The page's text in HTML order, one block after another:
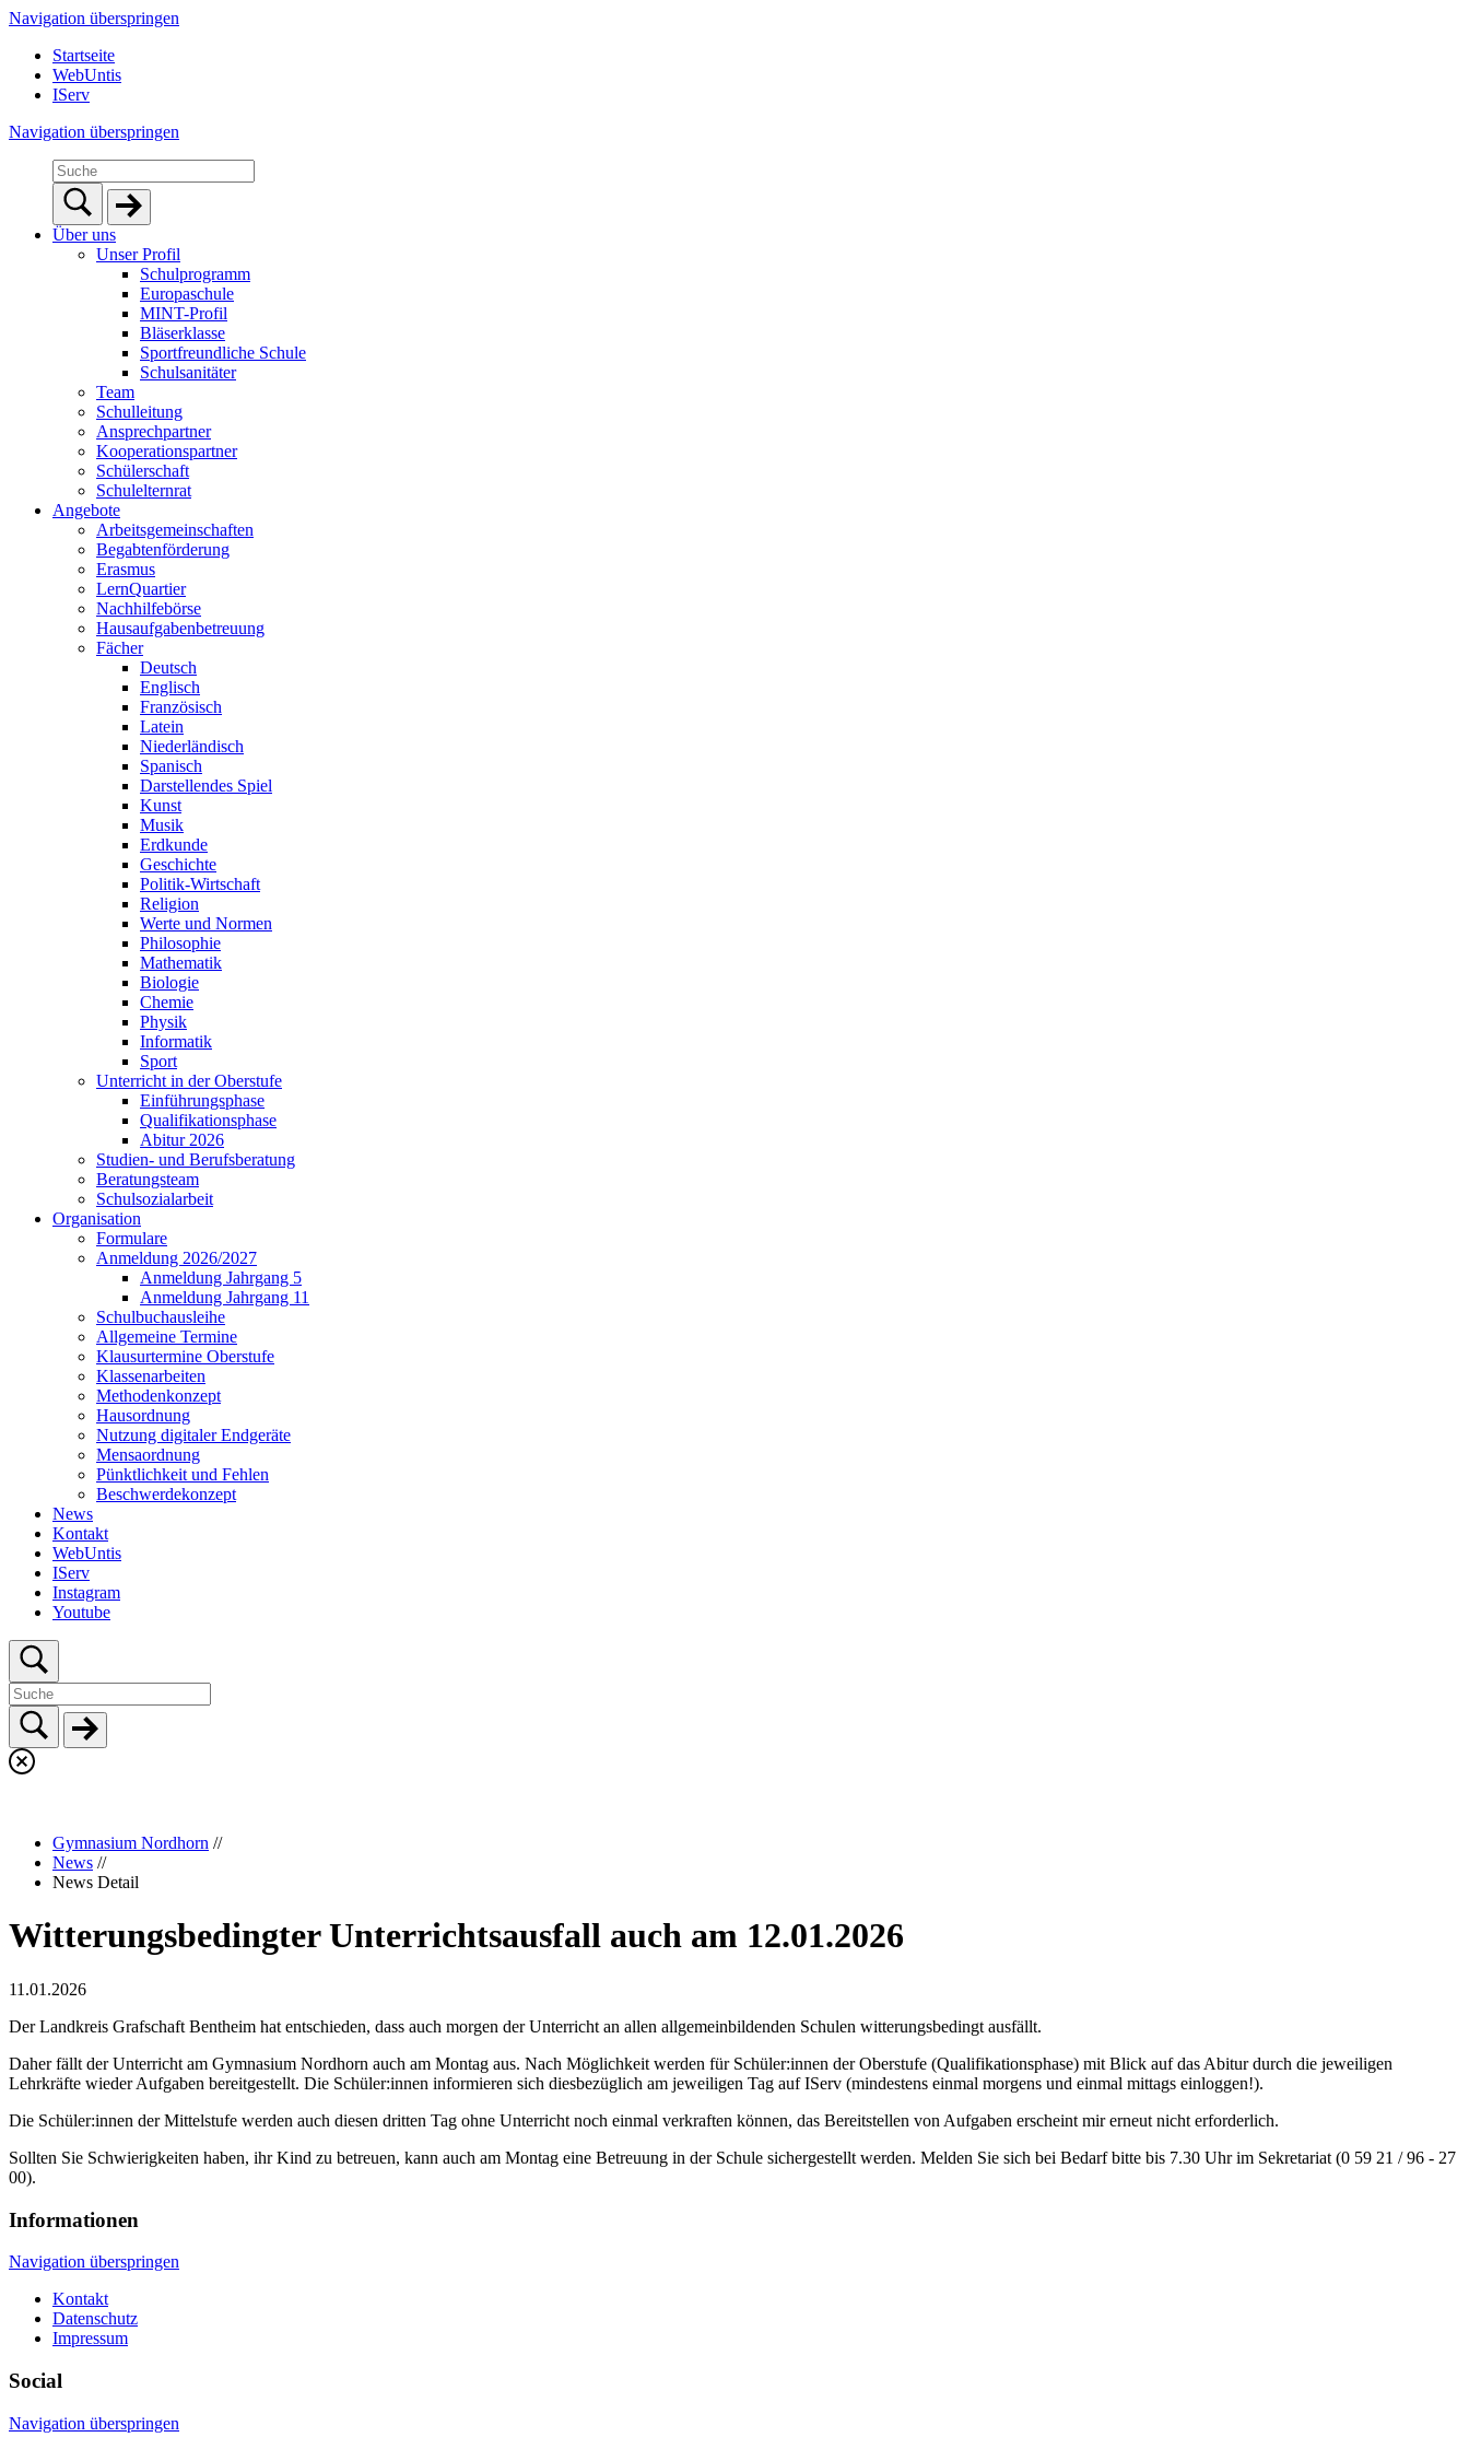
Navigation überspringen
Startseite
WebUntis
IServ
Navigation überspringen
Über uns
Unser Profil
Schulprogramm
Europaschule
MINT-Profil
Bläserklasse
Sportfreundliche Schule
Schulsanitäter
Team
Schulleitung
Ansprechpartner
Kooperationspartner
Schülerschaft
Schulelternrat
Angebote
Arbeitsgemeinschaften
Begabtenförderung
Erasmus
LernQuartier
Nachhilfebörse
Hausaufgabenbetreuung
Fächer
Deutsch
Englisch
Französisch
Latein
Niederländisch
Spanisch
Darstellendes Spiel
Kunst
Musik
Erdkunde
Geschichte
Politik-Wirtschaft
Religion
Werte und Normen
Philosophie
Mathematik
Biologie
Chemie
Physik
Informatik
Sport
Unterricht in der Oberstufe
Einführungsphase
Qualifikationsphase
Abitur 2026
Studien- und Berufsberatung
Beratungsteam
Schulsozialarbeit
Organisation
Formulare
Anmeldung 2026/2027
Anmeldung Jahrgang 5
Anmeldung Jahrgang 11
Schulbuchausleihe
Allgemeine Termine
Klausurtermine Oberstufe
Klassenarbeiten
Methodenkonzept
Hausordnung
Nutzung digitaler Endgeräte
Mensaordnung
Pünktlichkeit und Fehlen
Beschwerdekonzept
News
Kontakt
WebUntis
IServ
Instagram
Youtube
Gymnasium Nordhorn //
News //
News Detail
Witterungsbedingter Unterrichtsausfall auch am 12.01.2026
11.01.2026
Der Landkreis Grafschaft Bentheim hat entschieden, dass auch morgen der Unterricht an allen allgemeinbildenden Schulen witterungsbedingt ausfällt.
Daher fällt der Unterricht am Gymnasium Nordhorn auch am Montag aus. Nach Möglichkeit werden für Schüler:innen der Oberstufe (Qualifikationsphase) mit Blick auf das Abitur durch die jeweiligen
Lehrkräfte wieder Aufgaben bereitgestellt. Die Schüler:innen informieren sich diesbezüglich am jeweiligen Tag auf IServ (mindestens einmal morgens und einmal mittags einloggen!).
Die Schüler:innen der Mittelstufe werden auch diesen dritten Tag ohne Unterricht noch einmal verkraften können, das Bereitstellen von Aufgaben erscheint mir erneut nicht erforderlich.
Sollten Sie Schwierigkeiten haben, ihr Kind zu betreuen, kann auch am Montag eine Betreuung in der Schule sichergestellt werden. Melden Sie sich bei Bedarf bitte bis 7.30 Uhr im Sekretariat (0 59 21 / 96 - 27
00).
Informationen
Navigation überspringen
Kontakt
Datenschutz
Impressum
Social
Navigation überspringen